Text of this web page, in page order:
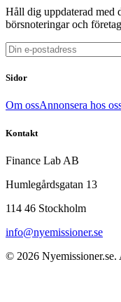
Håll dig uppdaterad med
börsnoteringar och
Sidor
Om ossAnnonsera hos
Kontakt
Finance Lab AB
Humlegårdsgatan 13
114 46 Stockholm
info@nyemissioner.se
© 2026 Nyemissioner.se.